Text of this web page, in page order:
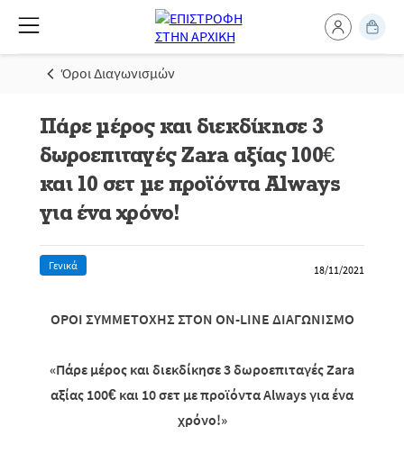
Όροι Διαγωνισμών
Πάρε μέρος και διεκδίκησε 3
δωροεπιταγές Zara αξίας 100€
και 10 σετ με προϊόντα Always
για ένα χρόνο!
Γενικά 18/11/2021
ΟΡΟΙ ΣΥΜΜΕΤΟΧΗΣ ΣΤΟΝ ON-LINE ΔΙΑΓΩΝΙΣΜΟ
«Πάρε μέρος και διεκδίκησε 3 δωροεπιταγέςZara
αξίας 100€ και 10 σετ με προϊόντα Always για ένα
χρόνο!»